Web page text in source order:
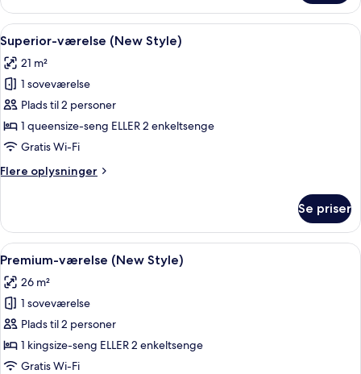
(Adjoining
Room,
extrabed
4AD+2CH)
Indlæs
alle
billeder
af
Superior-
værelse
(New
Et hotelværelse med en stor seng,
4
Superior-værelse (New Style)
21 m²
1 soveværelse
Plads til 2 personer
1 queensize-seng ELLER 2 enkeltsenge
Gratis Wi-Fi
Flere oplysninger
Flere
værelse
(New
Style)
Se priser
Indlæs
alle
billeder
af
Premium-
værelse
(New
Minibar, pengeskab på værelset,
8
Premium-værelse (New Style)
26 m²
1 soveværelse
Plads til 2 personer
1 kingsize-seng ELLER 2 enkeltsenge
Gratis Wi-Fi